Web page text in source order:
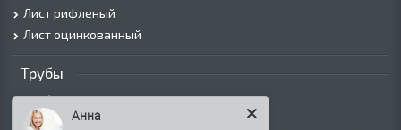
Лист рифленый
Лист оцинкованный
Трубы
Трубы горячедеформированные
Труба холоднодеформированная
Анна